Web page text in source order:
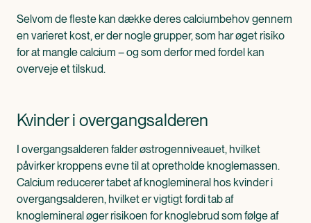
Selvom de fleste kan dække deres calciumbehov gennem
en varieret kost, er der nogle grupper, som har øget risiko
for at mangle calcium – og som derfor med fordel kan
overveje et tilskud.
Kvinder i overgangsalderen
I overgangsalderen falder østrogenniveauet, hvilket
påvirker kroppens evne til at opretholde knoglemassen.
Calcium reducerer tabet af knoglemineral hos kvinder i
overgangsalderen, hvilket er vigtigt fordi tab af
knoglemineral øger risikoen for knoglebrud som følge af